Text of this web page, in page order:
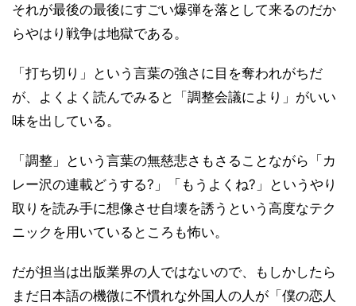
それが最後の最後にすごい爆弾を落として来るのだか
らやはり戦争は地獄である。
「打ち切り」という言葉の強さに目を奪われがちだ
が、よくよく読んでみると「調整会議により」がいい
味を出している。
「調整」という言葉の無慈悲さもさることながら「カ
レー沢の連載どうする?」「もうよくね?」というやり
取りを読み手に想像させ自壊を誘うという高度なテク
ニックを用いているところも怖い。
だが担当は出版業界の人ではないので、もしかしたら
まだ日本語の機微に不慣れな外国人の人が「僕の恋人